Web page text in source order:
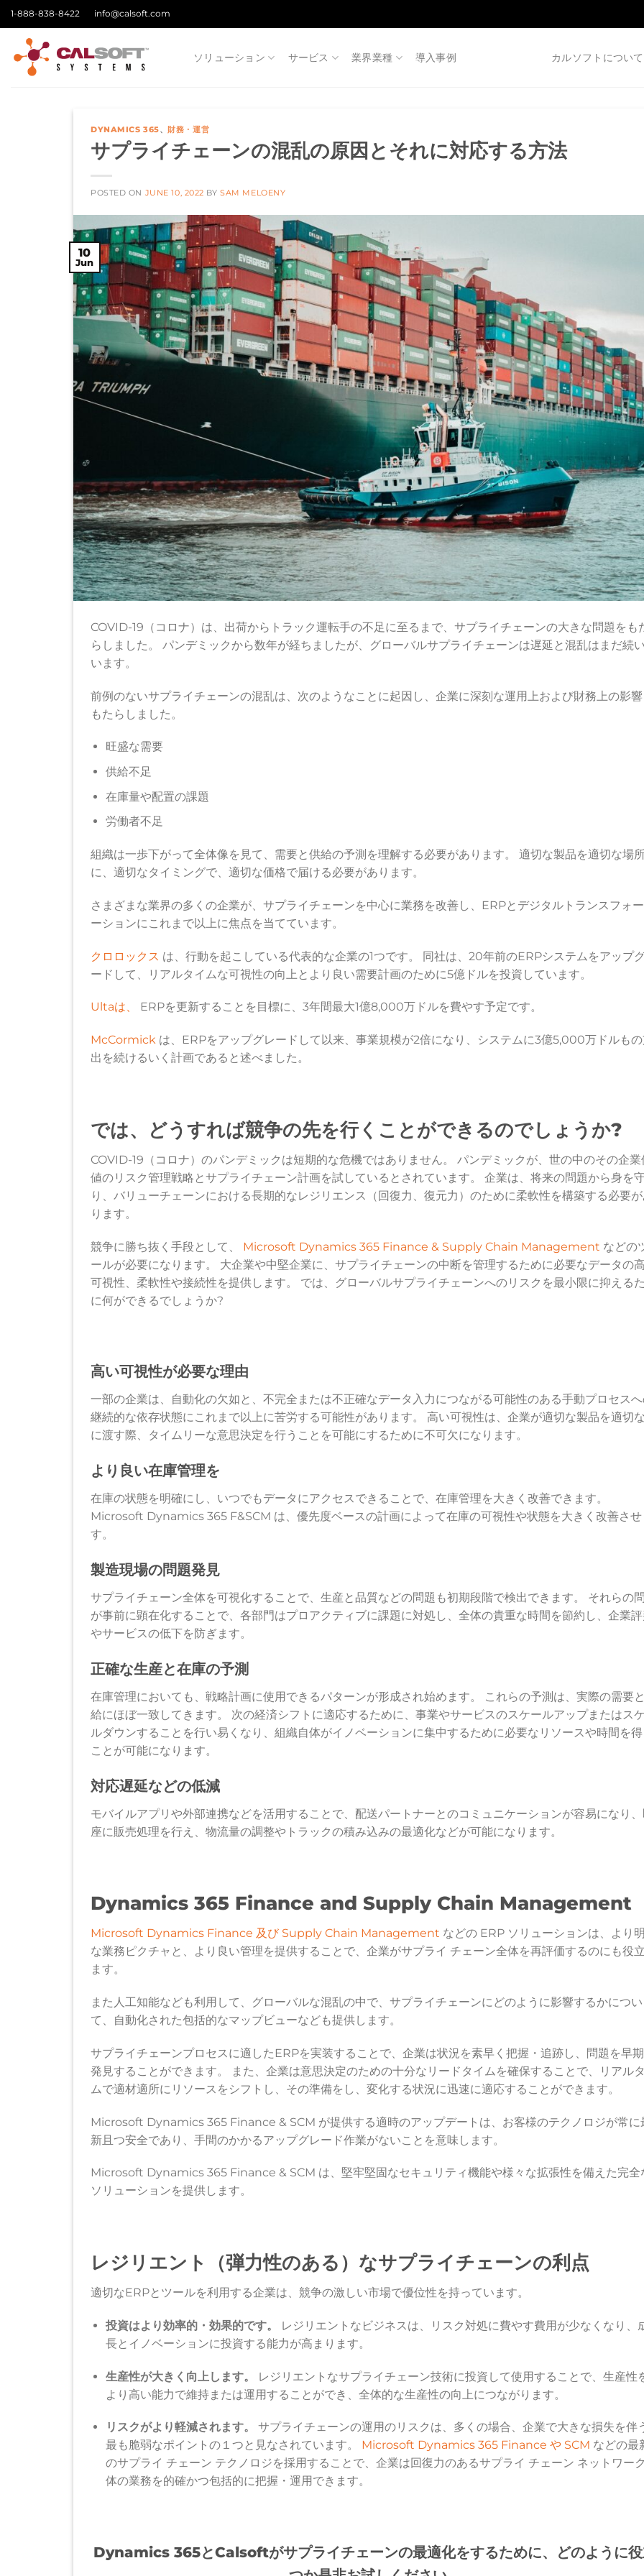
Skip
to
content
1-888-838-8422 info@calsoft.com
ソリューション サービス 業界業種 導入事例 カルソフトについて
DYNAMICS 365、財務・運営
サプライチェーンの混乱の原因とそれに対応する方法
POSTED ON JUNE 10, 2022 BYSAM MELOENY
10
Jun
COVID-19（コロナ）は、出荷からトラック運転手の不足に至るまで、サプライチェーンの大きな問題をも
らしました。 パンデミックから数年が経ちましたが、グローバルサプライチェーンは遅延と混乱はまだ続
います。
前例のないサプライチェーンの混乱は、次のようなことに起因し、企業に深刻な運用上および財務上の影響
もたらしました。
旺盛な需要
供給不足
在庫量や配置の課題
労働者不足
組織は一歩下がって全体像を見て、需要と供給の予測を理解する必要があります。 適切な製品を適切な場
に、適切なタイミングで、適切な価格で届ける必要があります。
さまざまな業界の多くの企業が、サプライチェーンを中心に業務を改善し、ERPとデジタルトランスフォ
ーションにこれまで以上に焦点を当てています。
クロロックス は、行動を起こしている代表的な企業の1つです。 同社は、20年前のERPシステムをアップ
ードして、リアルタイムな可視性の向上とより良い需要計画のために5億ドルを投資しています。
Ultaは、 ERPを更新することを目標に、3年間最大1億8,000万ドルを費やす予定です。
McCormick は、ERPをアップグレードして以来、事業規模が2倍になり、システムに3億5,000万ドルも
出を続けるいく計画であると述べました。
では、どうすれば競争の先を行くことができるのでしょうか?
COVID-19（コロナ）のパンデミックは短期的な危機ではありません。 パンデミックが、世の中のその企業
値のリスク管理戦略とサプライチェーン計画を試しているとされています。 企業は、将来の問題から身を守
り、バリューチェーンにおける長期的なレジリエンス（回復力、復元力）のために柔軟性を構築する必要
ります。
競争に勝ち抜く手段として、 Microsoft Dynamics 365 Finance & Supply Chain Management などの
ールが必要になります。 大企業や中堅企業に、サプライチェーンの中断を管理するために必要なデータの
可視性、柔軟性や接続性を提供します。 では、グローバルサプライチェーンへのリスクを最小限に抑える
に何ができるでしょうか?
高い可視性が必要な理由
一部の企業は、自動化の欠如と、不完全または不正確なデータ入力につながる可能性のある手動プロセス
継続的な依存状態にこれまで以上に苦労する可能性があります。 高い可視性は、企業が適切な製品を適切
に渡す際、タイムリーな意思決定を行うことを可能にするために不可欠になります。
より良い在庫管理を
在庫の状態を明確にし、いつでもデータにアクセスできることで、在庫管理を大きく改善できます。
Microsoft Dynamics 365 F&SCM は、優先度ベースの計画によって在庫の可視性や状態を大きく改善させ
す。
製造現場の問題発見
サプライチェーン全体を可視化することで、生産と品質などの問題も初期段階で検出できます。 それらの
が事前に顕在化することで、各部門はプロアクティブに課題に対処し、全体の貴重な時間を節約し、企業
やサービスの低下を防ぎます。
正確な生産と在庫の予測
在庫管理においても、戦略計画に使用できるパターンが形成され始めます。 これらの予測は、実際の需要
給にほぼ一致してきます。 次の経済シフトに適応するために、事業やサービスのスケールアップまたはス
ルダウンすることを行い易くなり、組織自体がイノベーションに集中するために必要なリソースや時間を得
ことが可能になります。
対応遅延などの低減
モバイルアプリや外部連携などを活用することで、配送パートナーとのコミュニケーションが容易になり、
座に販売処理を行え、物流量の調整やトラックの積み込みの最適化などが可能になります。
Dynamics 365 Finance and Supply Chain Management
Microsoft Dynamics Finance 及び Supply Chain Management などの ERP ソリューションは、より
な業務ピクチャと、より良い管理を提供することで、企業がサプライ チェーン全体を再評価するのにも役
ます。
また人工知能なども利用して、グローバルな混乱の中で、サプライチェーンにどのように影響するかについ
て、自動化された包括的なマップビューなども提供します。
サプライチェーンプロセスに適したERPを実装することで、企業は状況を素早く把握・追跡し、問題を早
発見することができます。 また、企業は意思決定のための十分なリードタイムを確保することで、リアル
ムで適材適所にリソースをシフトし、その準備をし、変化する状況に迅速に適応することができます。
Microsoft Dynamics 365 Finance & SCM が提供する適時のアップデートは、お客様のテクノロジが常に
新且つ安全であり、手間のかかるアップグレード作業がないことを意味します。
Microsoft Dynamics 365 Finance & SCM は、堅牢堅固なセキュリティ機能や様々な拡張性を備えた完全
ソリューションを提供します。
レジリエント（弾力性のある）なサプライチェーンの利点
適切なERPとツールを利用する企業は、競争の激しい市場で優位性を持っています。
投資はより効率的・効果的です。
レジリエントなビジネスは、リスク対処に費やす費用が少なくなり、
長とイノベーションに投資する能力が高まります。
生産性が大きく向上します。
レジリエントなサプライチェーン技術に投資して使用することで、生産性
より高い能力で維持または運用することができ、全体的な生産性の向上につながります。
リスクがより軽減されます。
サプライチェーンの運用のリスクは、多くの場合、企業で大きな損失を伴
最も脆弱なポイントの１つと見なされています。 Microsoft Dynamics 365 Finance や SCM などの最
のサプライ チェーン テクノロジを採用することで、企業は回復力のあるサプライ チェーン ネットワー
体の業務を的確かつ包括的に把握・運用できます。
Dynamics 365とCalsoftがサプライチェーンの最適化をするために、どのように